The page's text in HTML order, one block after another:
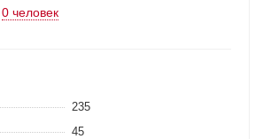
0 человек
235
45